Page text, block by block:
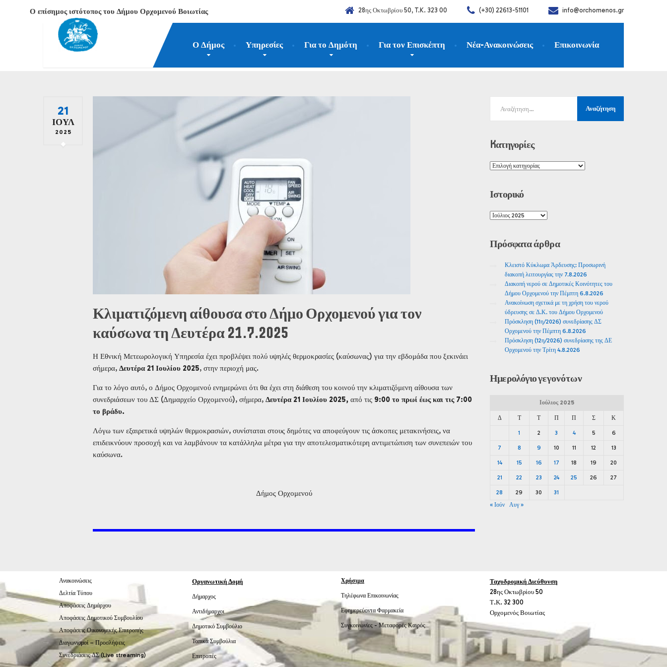
Ο επίσημος ιστότοπος του Δήμου Ορχομενού Βοιωτίας 28ης Οκτωβρίου 50, T.K. 323 00 (+30) 22613-51101 info@orchomenos.gr
Ο Δήμος Υπηρεσίες Για το Δημότη Για τον Επισκέπτη Νέα-Ανακοινώσεις Επικοινωνία
Νέα-Επικαιρότητα Ιούλιος
21
ΙΟΎΛ
2025
Κλιματιζόμενη αίθουσα στο Δήμο Ορχομενού για τον
καύσωνα τη Δευτέρα 21.7.2025
Η Εθνική Μετεωρολογική Υπηρεσία έχει προβλέψει πολύ υψηλές θερμοκρασίες (καύσωνας) για την εβδομάδα που ξεκινάει
σήμερα, Δευτέρα 21 Ιουλίου 2025, στην περιοχή μας.
Για το λόγο αυτό, ο Δήμος Ορχομενού ενημερώνει ότι θα έχει στη διάθεση του κοινού την κλιματιζόμενη αίθουσα των
συνεδριάσεων του ΔΣ (Δημαρχείο Ορχομενού), σήμερα, Δευτέρα 21 Ιουλίου 2025, από τις 9:00 το πρωί έως και τις 7:00
το βράδυ.
Λόγω των εξαιρετικά υψηλών θερμοκρασιών, συνίσταται στους δημότες να αποφεύγουν τις άσκοπες μετακινήσεις, να
επιδεικνύουν προσοχή και να λαμβάνουν τα κατάλληλα μέτρα για την αποτελεσματικότερη αντιμετώπιση των συνεπειών του
καύσωνα.
Δήμος Ορχομενού
Kατηγορίες
Ιστορικό
Πρόσφαταάρθρα
Κλειστό Κύκλωμα Άρδευσης: Προσωρινή
διακοπή λειτουργίας την 7.8.2026
Διακοπή νερού σε Δημοτικές Κοινότητες του
Δήμου Ορχομενού την Πέμπτη 6.8.2026
Ανακοίνωση σχετικά με τη χρήση του νερού
ύδρευσης σε Δ.Κ. του Δήμου Ορχομενού
Πρόσκληση (11η/2026) συνεδρίασης ΔΣ
Ορχομενού την Πέμπτη 6.8.2026
Πρόσκληση (12η/2026) συνεδρίασης της ΔΕ
Ορχομενού την Τρίτη 4.8.2026
Ημερολόγιογεγονότων
Ιούλιος 2025
Δ Τ Τ Π Π Σ Κ
1 2 3 4 5 6
7 8 9 10 11 12 13
14 15 16 17 18 19 20
21 22 23 24 25 26 27
28 29 30
31
« Ιούν
Αυγ »
Ανακοινώσεις
Δελτία Τύπου
Αποφάσεις Δημάρχου
Αποφάσεις Δημοτικού Συμβουλίου
Αποφάσεις Οικονομικής Επιτροπής
Διαγωνισμοί – Προσλήψεις
Συνεδριάσεις ΔΣ (Live streaming)
Οργανωτική Δομή
Δήμαρχος
Αντιδήμαρχοι
Δημοτικό Συμβούλιο
Τοπικά Συμβούλια
Επιτροπές
Χρήσιμα
Τηλέφωνα Επικοινωνίας
Εφημερεύοντα Φαρμακεία
Συγκοινωνίες - Μεταφορές Καιρός
Ταχυδρομική Διεύθυνση
28ης Οκτωβρίου 50
Τ.Κ. 32 300
Ορχομενός Βοιωτίας